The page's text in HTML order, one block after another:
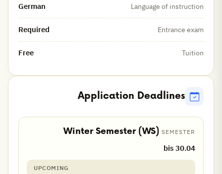
Language of instruction
German
Entrance exam
Required
Tuition
Free
Application Deadlines
Winter Semester (WS) SEMESTER
bis 30.04
UPCOMING